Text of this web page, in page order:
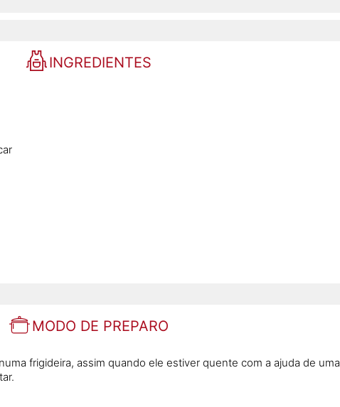
INGREDIENTES
MODO DE PREPARO
frigideira, assim quando ele estiver quente com a ajuda de uma